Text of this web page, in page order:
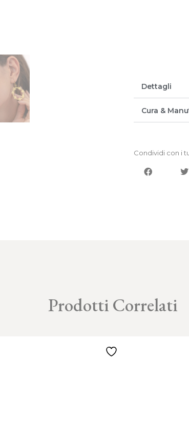
Dettagli
Cura &
Condividi con i
Prodotti Correlati